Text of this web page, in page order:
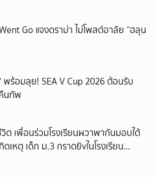
Go แจงดราม่า ไม่โพสต์อาลัย “ฮลุน
ร้อมลุย! SEA V Cup 2026 ต้อนรับ
นทัพ
ต เพื่อนร่วมโรงเรียนผวาพากันมอบใต้
ดเหตุ เด็ก ม.3 กราดยิvในโรงเรียน
นนท์ แบบไม่เลือกหน้า เสียงปืนดังสนั่น